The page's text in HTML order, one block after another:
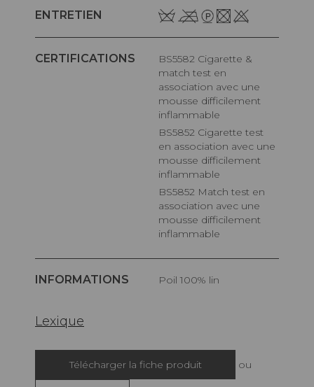
ENTRETIEN
CERTIFICATIONS
BS5582 Cigarette &
match test en
association avec une
mousse difficilement
inflammable
BS5852 Cigarette test
en association avec une
mousse difficilement
inflammable
BS5852 Match test en
association avec une
mousse difficilement
inflammable
INFORMATIONS Poil 100% lin
Lexique
Télécharger la fiche produit ou